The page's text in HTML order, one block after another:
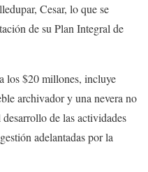
Cesar, lo que se
de su Plan Integral de
los $20 millones, incluye
archivador y una nevera no
de las actividades
adelantadas por la